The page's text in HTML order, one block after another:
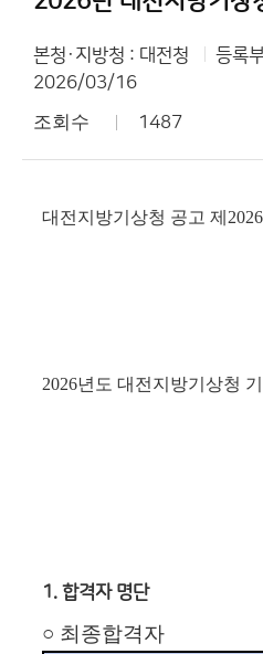
본청·지방청 : 대전청
등록
2026/03/16
조회수 1487
대전지방기상청 공고 제
2026년도 대전지방기상청
1. 합격자 명단
○ 최종합격자